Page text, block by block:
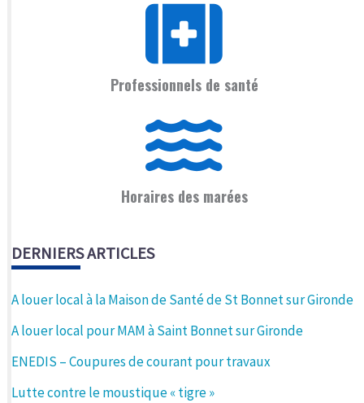
Professionnels de santé
Horaires des marées
DERNIERS ARTICLES
A louer local à la Maison de Santé de St Bonnet sur Gironde
A louer local pour MAM à Saint Bonnet sur Gironde
ENEDIS – Coupures de courant pour travaux
Lutte contre le moustique « tigre »